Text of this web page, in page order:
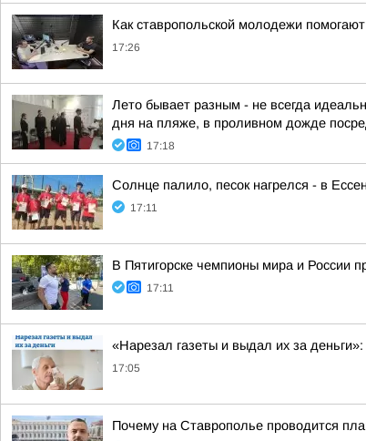
Как ставропольской молодежи
17:26
Лето бывает разным - не всегда
дня на пляже, в проливном дожде
17:18
Солнце палило, песок нагрелся - в
17:11
В Пятигорске чемпионы мира и России
17:11
«Нарезал газеты и выдал их за
17:05
Почему на Ставрополье проводится